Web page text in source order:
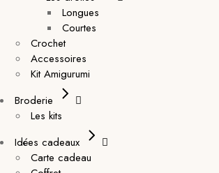
Longues
Courtes
Crochet
Accessoires
Kit Amigurumi
Broderie
Les kits
Idées cadeaux
Carte cadeau